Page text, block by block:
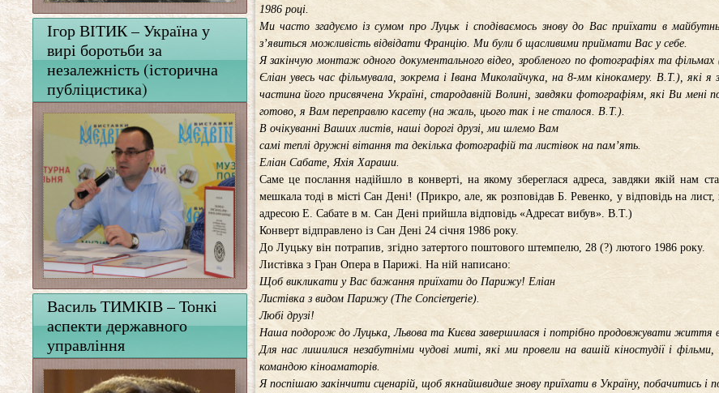
Ігор ВІТИК – Україна у
вирі боротьби за
незалежність (історична
публіцистика)
Василь ТИМКІВ – Тонкі
аспекти державного
управління
1986 році.
Ми часто згадуємо із сумом про Луцьк і сподіваємось знову до Вас приїхати в
з’явиться можливість відвідати Францію. Ми були б щасливими приймати Вас у себе.
Я закінчую монтаж одного документального відео, зробленого по фотографіях та фільмах
Єліан увесь час фільмувала, зокрема і Івана Миколайчука, на 8-мм кінокамеру. В.Т.), які я
частина його присвячена Україні, стародавній Волині, завдяки фотографіям, які Ви мені
готово, я Вам переправлю касету (на жаль, цього так і не сталося. В.Т.).
В очікуванні Ваших листів, наші дорогі друзі, ми шлемо Вам
самі теплі дружні вітання та декілька фотографій та листівок на пам’ять.
Еліан Сабате, Яхія Хараши.
Саме це послання надійшло в конверті, на якому збереглася адреса, завдяки якій нам
мешкала тоді в місті Сан Дені! (Прикро, але, як розповідав Б. Ревенко, у відповідь на
адресою Е. Сабате в м. Сан Дені прийшла відповідь «Адресат вибув». В.Т.)
Конверт відправлено із Сан Дені 24 січня 1986 року.
До Луцьку він потрапив, згідно затертого поштового штемпелю, 28 (?) лютого 1986 року.
Листівка з Гран Опера в Парижі. На ній написано:
Щоб викликати у Вас бажання приїхати до Парижу! Еліан
Листівка з видом Парижу (The Conciergerie).
Любі друзі!
Наша подорож до Луцька, Львова та Києва завершилася і потрібно продовжувати життя
Для нас лишилися незабутніми чудові миті, які ми провели на вашій кіностудії і
командою кіноаматорів.
Я поспішаю закінчити сценарій, щоб якнайшвидше знову приїхати в Україну, побачитись і